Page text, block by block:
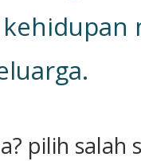
pilih salah